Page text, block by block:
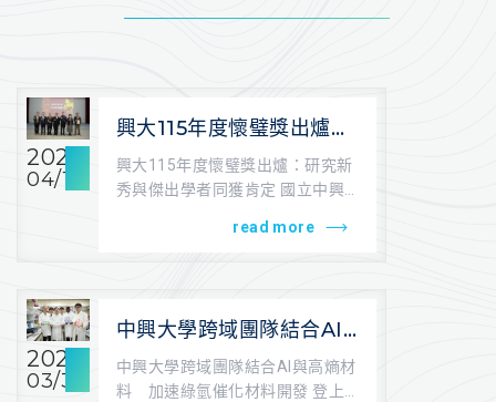
2026
04/10
興大115年度懷璧獎出爐：
研究新秀與傑出學者同獲
肯定
興大115年度懷璧獎出爐：研究新
秀與傑出學者同獲肯定 國立中興
read more
2026
03/31
中興大學跨域團隊結合AI
與高熵材料 加速綠氫催
化材料開發 登上《ACS
中興大學跨域團隊結合AI與高熵材
料 加速綠氫催化材料開發 登上